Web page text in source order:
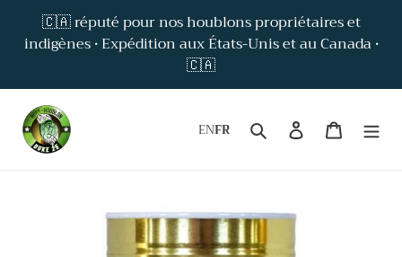
Passer🇨🇦 réputé pour nos houblons propriétaires et
indigènes • Expédition aux États-Unis et au Canada •
🇨🇦
ENFR Rechercher
Se Panier